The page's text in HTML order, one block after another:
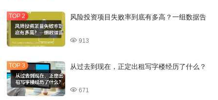
风险投资项目失败率到底有多高？一组数据告
913
从过去到现在，正定出租写字楼经历了什么？
671